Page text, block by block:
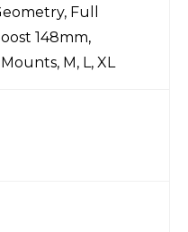
Full
148mm,
M, L, XL